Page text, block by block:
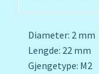
Diameter: 2 mm
Lengde: 22 mm
Gjengetype: M2